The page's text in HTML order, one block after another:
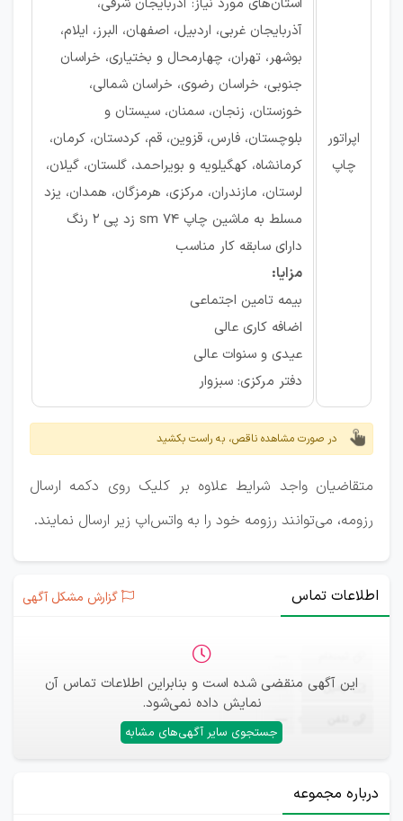
اپراتور
چاپ
آذربایجان غربی، اردبیل، اصفهان، البرز، ایلام،
بوشهر، تهران، چهارمحال و بختیاری، خراسان
جنوبی، خراسان رضوی، خراسان شمالی،
خوزستان، زنجان، سمنان، سیستان و
بلوچستان، فارس، قزوین، قم، کردستان، کرمان،
کرمانشاه، کهگیلویه و بویراحمد، گلستان، گیلان،
لرستان، مازندران، مرکزی، هرمزگان، همدان، یزد
مسلط به ماشین چاپ sm 74 زد پی 2 رنگ
دارای سابقه کار مناسب
مزایا:
بیمه تامین اجتماعی
اضافه کاری عالی
عیدی و سنوات عالی
دفتر مرکزی: سبزوار
در صورت مشاهده ناقص، به راست بکشید
متقاضیان واجد شرایط علاوه بر کلیک روی دکمه ارسال
رزومه، می‌توانند رزومه خود را به واتس‌اپ زیر ارسال نمایند.
اطلاعات تماس گزارش مشکل آگهی
این آگهی منقضی شده است و بنابراین اطلاعات تماس آن
نمایش داده نمی‌شود.
جستجوی سایر آگهی‌های مشابه
ایمیل —
—
درباره مجموعه